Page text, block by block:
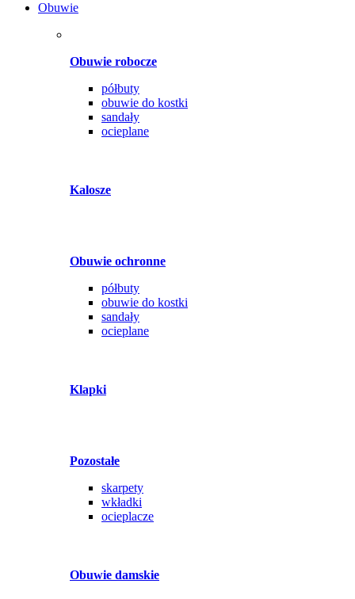
Obuwie
Obuwie robocze
półbuty
obuwie do kostki
sandały
ocieplane
Kalosze
Obuwie ochronne
półbuty
obuwie do kostki
sandały
ocieplane
Klapki
Pozostałe
skarpety
wkładki
ocieplacze
Obuwie damskie